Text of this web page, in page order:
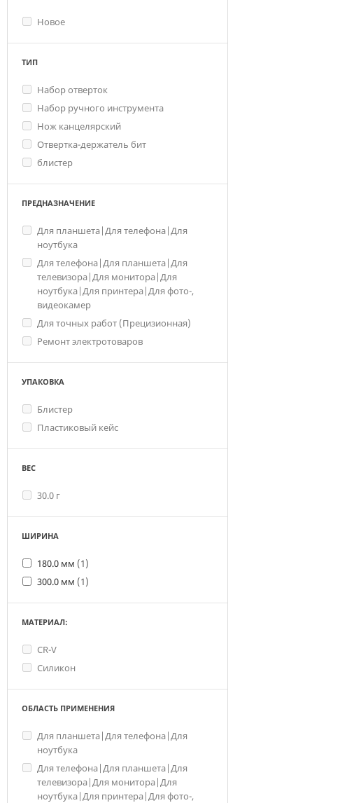
Новое
ТИП
Набор отверток
Набор ручного инструмента
Нож канцелярский
Отвертка-держатель бит
блистер
ПРЕДНАЗНАЧЕНИЕ
Для планшета|Для телефона|Для
ноутбука
Для телефона|Для планшета|Для
телевизора|Для монитора|Для
ноутбука|Для принтера|Для фото-,
видеокамер
Для точных работ (Прецизионная)
Ремонт электротоваров
УПАКОВКА
Блистер
Пластиковый кейс
ВЕС
30.0 г
ШИРИНА
180.0 мм (1)
300.0 мм (1)
МАТЕРИАЛ:
CR-V
Силикон
ОБЛАСТЬ ПРИМЕНЕНИЯ
Для планшета|Для телефона|Для
ноутбука
Для телефона|Для планшета|Для
телевизора|Для монитора|Для
ноутбука|Для принтера|Для фото-,